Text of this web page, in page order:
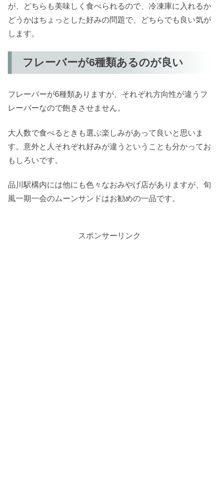
が、どちらも美味しく食べられるので、冷凍庫に入れるか
どうかはちょっとした好みの問題で、どちらでも良い気が
します。
フレーバーが6種類あるのが良い
フレーバーが6種類ありますが、それぞれ方向性が違うフ
レーバーなので飽きさせません。
大人数で食べるときも選ぶ楽しみがあって良いと思いま
す。意外と人それぞれ好みが違うということも分かってお
もしろいです。
品川駅構内には他にも色々なおみやげ店がありますが、旬
風一期一会のムーンサンドはお勧めの一品です。
スポンサーリンク